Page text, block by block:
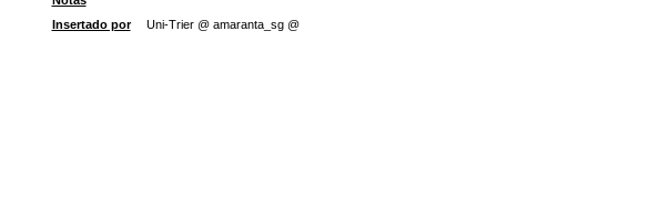
Insertado por
Uni-Trier @ amaranta_sg @